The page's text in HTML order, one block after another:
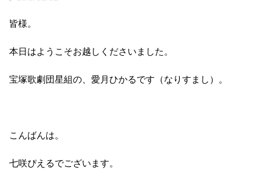
皆様。
本日はようこそお越しくださいました。
宝塚歌劇団星組の、愛月ひかるです（なりすまし）。
こんばんは。
七咲ぴえるでございます。